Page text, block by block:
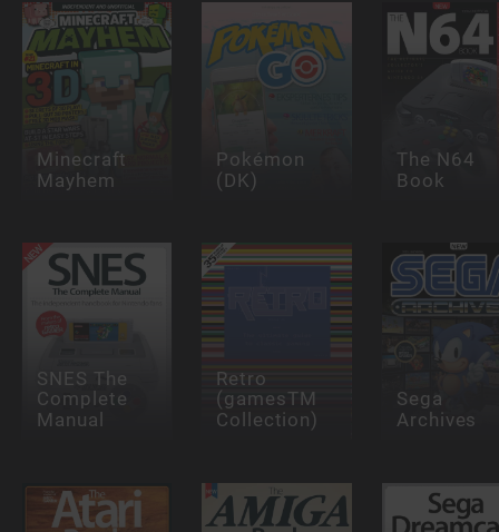
Minecraft
Mayhem
Pokémon
(DK)
The N64
Book
SNES The
Complete
Manual
Retro
(gamesTM
Collection)
Sega
Archives